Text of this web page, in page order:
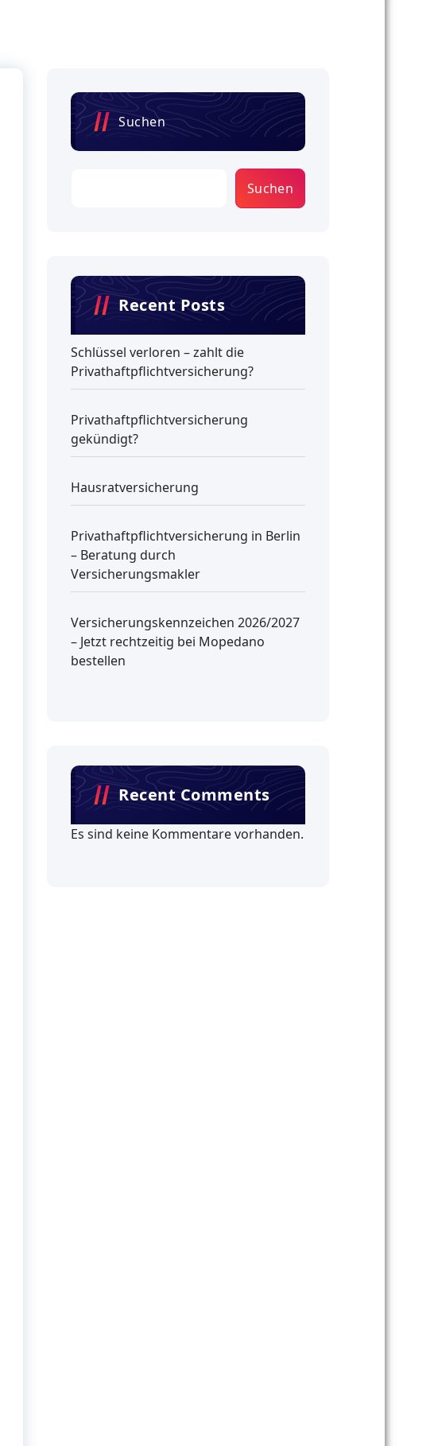
Suchen
Suchen
Recent Posts
Schlüssel verloren – zahlt die
Privathaftpflichtversicherung?
Privathaftpflichtversicherung
gekündigt?
Hausratversicherung
Privathaftpflichtversicherung in Berlin
– Beratung durch
Versicherungsmakler
Versicherungskennzeichen 2026/2027
– Jetzt rechtzeitig bei Mopedano
bestellen
Recent Comments
Es sind keine Kommentare vorhanden.